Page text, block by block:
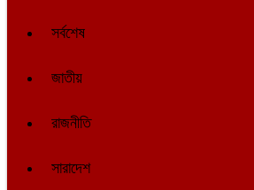
সর্বশেষ
জাতীয়
রাজনীতি
সারাদেশ